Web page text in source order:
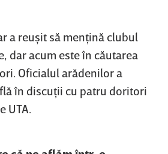
a reuşit să menţină clubul
dar acum este în căutarea
Oficialul arădenilor a
în discuţii cu patru doritori
UTA.